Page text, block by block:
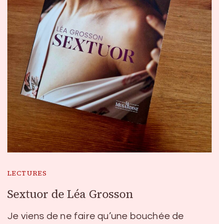
LECTURES
Sextuor de Léa Grosson
Je viens de ne faire qu’une bouchée de